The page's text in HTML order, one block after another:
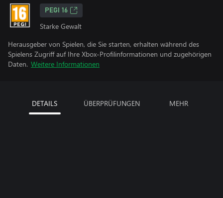
PEGI 16
Starke Gewalt
Herausgeber von Spielen, die Sie starten, erhalten während des
Spielens Zugriff auf Ihre Xbox-Profilinformationen und zugehörigen
Daten. Weitere Informationen
DETAILS ÜBERPRÜFUNGEN MEHR